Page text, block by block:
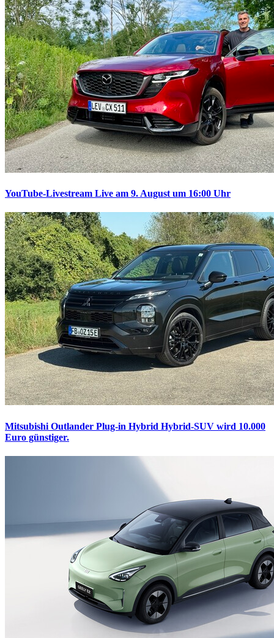
YouTube-Livestream Live am 9. August um 16:00 Uhr
Mitsubishi Outlander Plug-in Hybrid Hybrid-SUV wird 10.000
Euro günstiger.